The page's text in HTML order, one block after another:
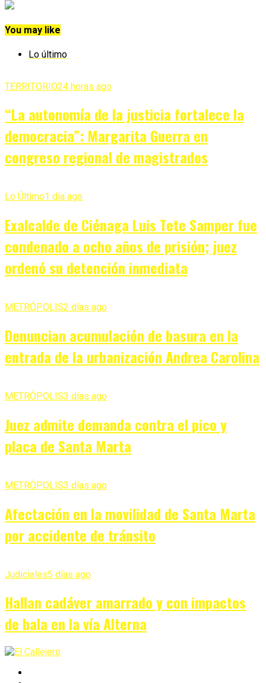
You may like
Lo último
TERRITORIO24 horas ago
“La autonomía de la justicia fortalece la
democracia”: Margarita Guerra en
congreso regional de magistrados
Lo Último1 día ago
Exalcalde de Ciénaga Luis Tete Samper fue
condenado a ocho años de prisión; juez
ordenó su detención inmediata
METRÓPOLIS2 días ago
Denuncian acumulación de basura en la
entrada de la urbanización Andrea Carolina
METRÓPOLIS3 días ago
Juez admite demanda contra el pico y
placa de Santa Marta
METRÓPOLIS3 días ago
Afectación en la movilidad de Santa Marta
por accidente de tránsito
Judiciales5 días ago
Hallan cadáver amarrado y con impactos
de bala en la vía Alterna